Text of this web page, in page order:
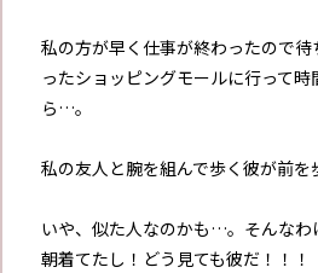
私の方が早く仕事が終わったので
ったショッピングモールに行って
ら…。
私の友人と腕を組んで歩く彼が前を
いや、似た人なのかも…。そんなわ
朝着てたし！どう見ても彼だ！！！